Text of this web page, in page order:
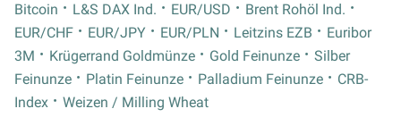
Bitcoin
L&S DAX Ind. EUR/USD
Brent Rohöl Ind.
EUR/CHF
EUR/JPY EUR/PLN Leitzins EZB
Euribor
3M
Krügerrand Goldmünze Gold Feinunze
Silber
Feinunze
Platin Feinunze Palladium Feinunze
CRB-
Index
Weizen / Milling Wheat